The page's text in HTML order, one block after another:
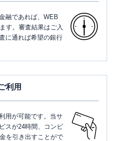
融であれば、WEB
す。審査結果はご入
に通れば希望の銀行
利用
用が可能です。当サ
スが24時間、コンビ
を引き出すことがで